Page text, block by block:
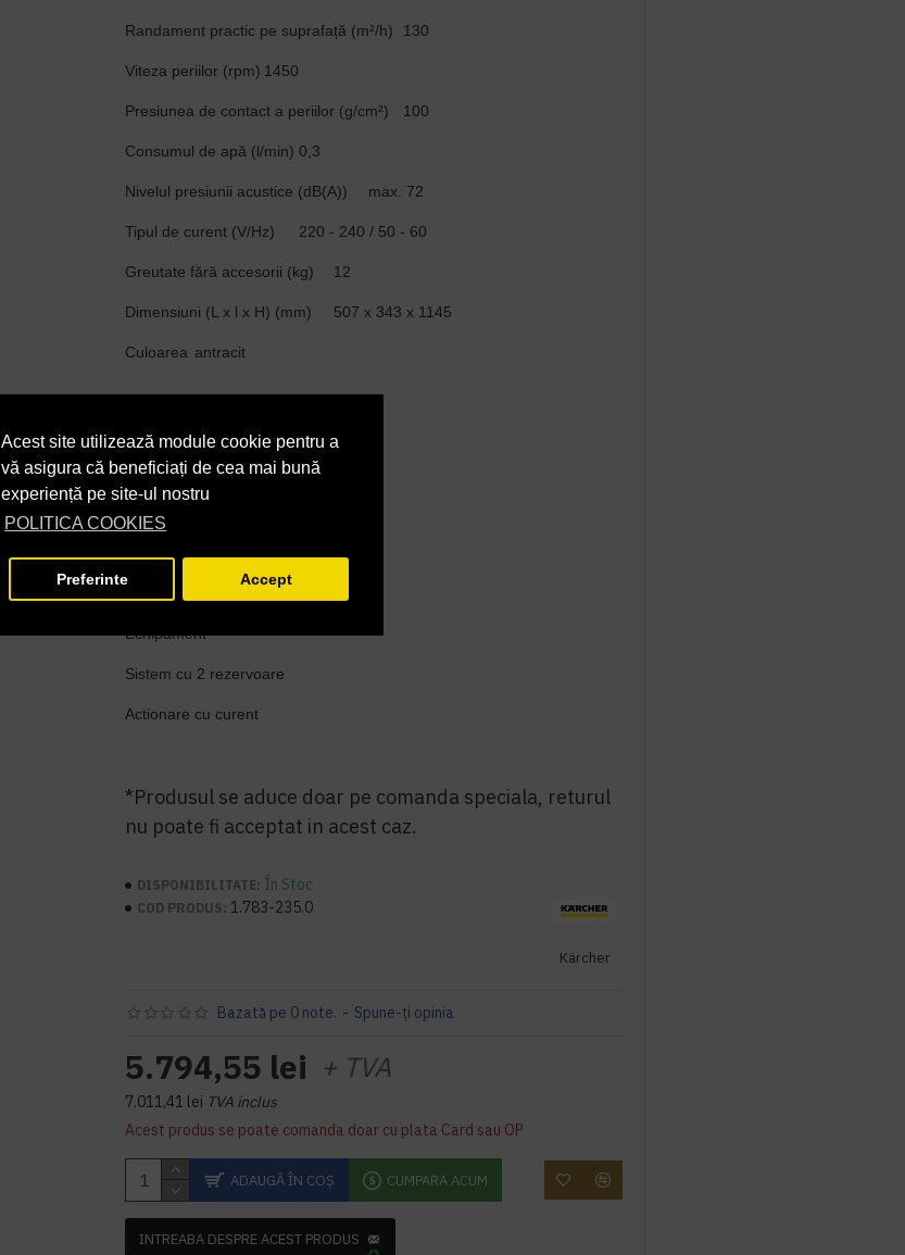
Acest site utilizează module cookie pentru a
vă asigura că beneficiați de cea mai bună
experiență pe site-ul nostru
POLITICA COOKIES
Preferinte Accept
Randament practic pe suprafață (m²/h) 130
Viteza periilor (rpm) 1450
Presiunea de contact a periilor (g/cm²) 100
Consumul de apă (l/min) 0,3
Nivelul presiunii acustice (dB(A)) max. 72
Tipul de curent (V/Hz) 220 - 240 / 50 - 60
Greutate fără accesorii (kg) 12
Dimensiuni (L x l x H) (mm) 507 x 343 x 1145
Culoarea antracit
Pachet de livrare
Perie rolă
2 lama de aspirare, dreapta
Echipament
Sistem cu 2 rezervoare
Actionare cu curent
*Produsul se aduce doar pe comanda speciala, returul
nu poate fi acceptat in acest caz.
DISPONIBILITATE: În Stoc
COD PRODUS: 1.783-235.0
Kärcher
Bazată pe 0 note. - Spune-ţi opinia
5.794,55 lei + TVA
7.011,41 lei TVA inclus
Acest produs se poate comanda doar cu plata Card sau OP
ADAUGĂ ÎN COŞ CUMPARA ACUM
INTREABA DESPRE ACEST PRODUS